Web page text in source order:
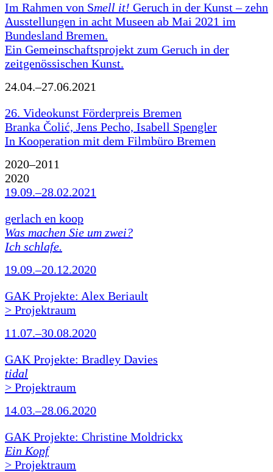
Im Rahmen von Smell it! Geruch in der Kunst – zehn
Ausstellungen in acht Museen ab Mai 2021 im
Bundesland Bremen.
Ein Gemeinschaftsprojekt zum Geruch in der
zeitgenössischen Kunst.
24.04.–27.06.2021
26. Videokunst Förderpreis Bremen
Branka Čolić, Jens Pecho, Isabell Spengler
In Kooperation mit dem Filmbüro Bremen
2020–2011
2020
19.09.–28.02.2021
gerlach en koop
Was machen Sie um zwei?
Ich schlafe.
19.09.–20.12.2020
GAK Projekte: Alex Beriault
> Projektraum
11.07.–30.08.2020
GAK Projekte: Bradley Davies
tidal
> Projektraum
14.03.–28.06.2020
GAK Projekte: Christine Moldrickx
Ein Kopf
> Projektraum